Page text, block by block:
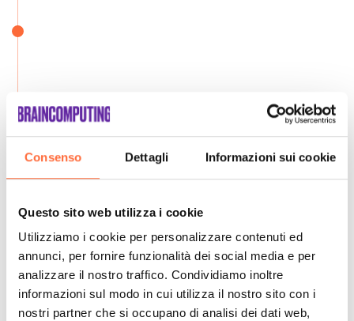
Consenso Dettagli Informazioni sui cookie
Questo sito web utilizza i cookie
Utilizziamo i cookie per personalizzare contenuti ed
annunci, per fornire funzionalità dei social media e per
analizzare il nostro traffico. Condividiamo inoltre
informazioni sul modo in cui utilizza il nostro sito con i
nostri partner che si occupano di analisi dei dati web,